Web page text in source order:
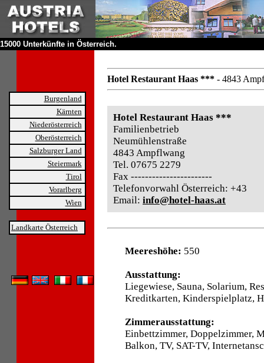
15000 Unterkünfte in Österreich.
Burgenland
Kärnten
Niederösterreich
Oberösterreich
Salzburger Land
Steiermark
Tirol
Vorarlberg
Wien
Landkarte Österreich
Hotel Restaurant Haas *** - 4843
Hotel Restaurant Haas ***
Familienbetrieb
Neumühlenstraße
4843 Ampflwang
Tel. 07675 2279
Fax -----------------------
Telefonvorwahl Österreich: +43
Email: info@hotel-haas.at
Meereshöhe: 550
Ausstattung:
Liegewiese, Sauna, Solarium,
Kreditkarten, Kinderspielplatz,
Zimmerausstattung:
Einbettzimmer, Doppelzimmer,
Balkon, TV, SAT-TV,